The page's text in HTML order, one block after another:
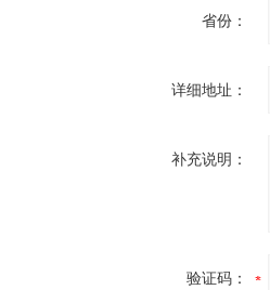
省份：
详细地址：
补充说明：
验证码：